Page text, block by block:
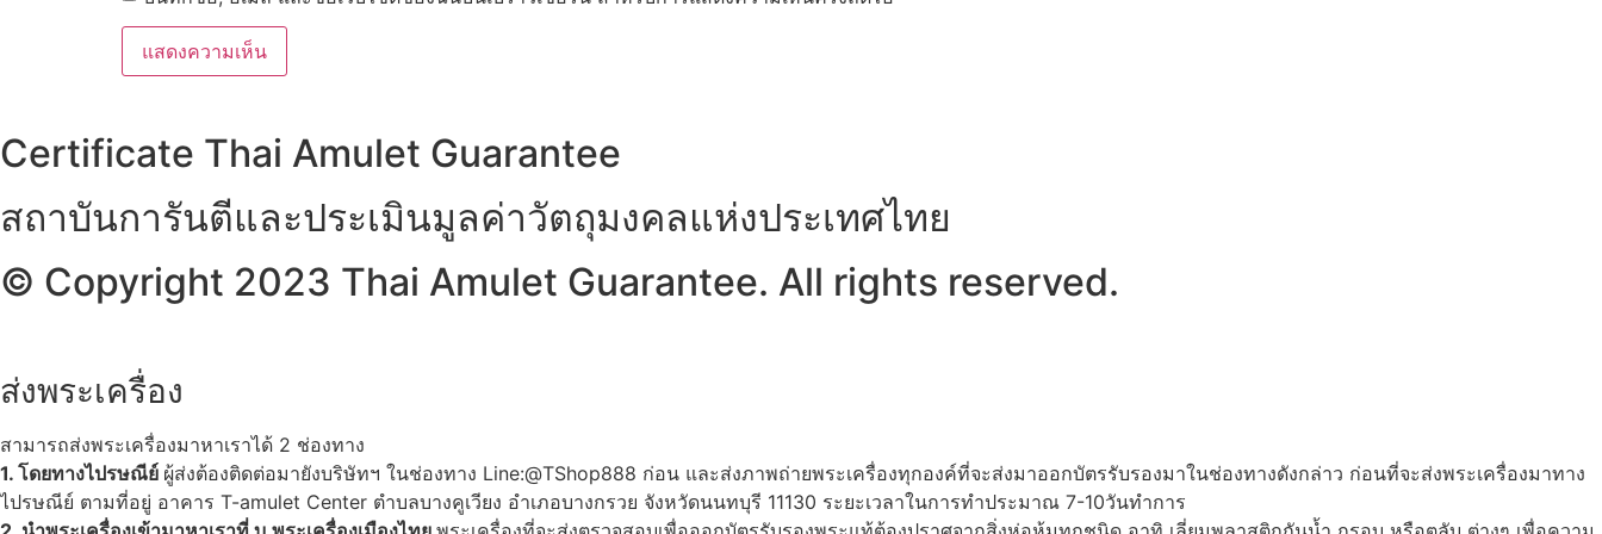
Certificate Thai Amulet Guarantee
สถาบันการันตีและประเมินมูลค่าวัตถุมงคลแห่งประเทศไทย
© Copyright 2023 Thai Amulet Guarantee. All rights reserved.
ส่งพระเครื่อง
สามารถส่งพระเครื่องมาหาเราได้ 2 ช่องทาง
1. โดยทางไปรษณีย์ ผู้ส่งต้องติดต่อมายังบริษัทฯ ในช่องทาง Line:@TShop888 ก่อน และส่งภาพถ่ายพระเครื่องทุกองค์ที่จะส่งมาออกบัตรรับรองมาในช่องทางดังกล่าว ก่อนที่จะส่งพระเครื่องมาทาง
ไปรษณีย์ ตามที่อยู่ อาคาร T-amulet Center ตำบลบางคูเวียง อำเภอบางกรวย จังหวัดนนทบุรี 11130 ระยะเวลาในการทำประมาณ 7-10วันทำการ